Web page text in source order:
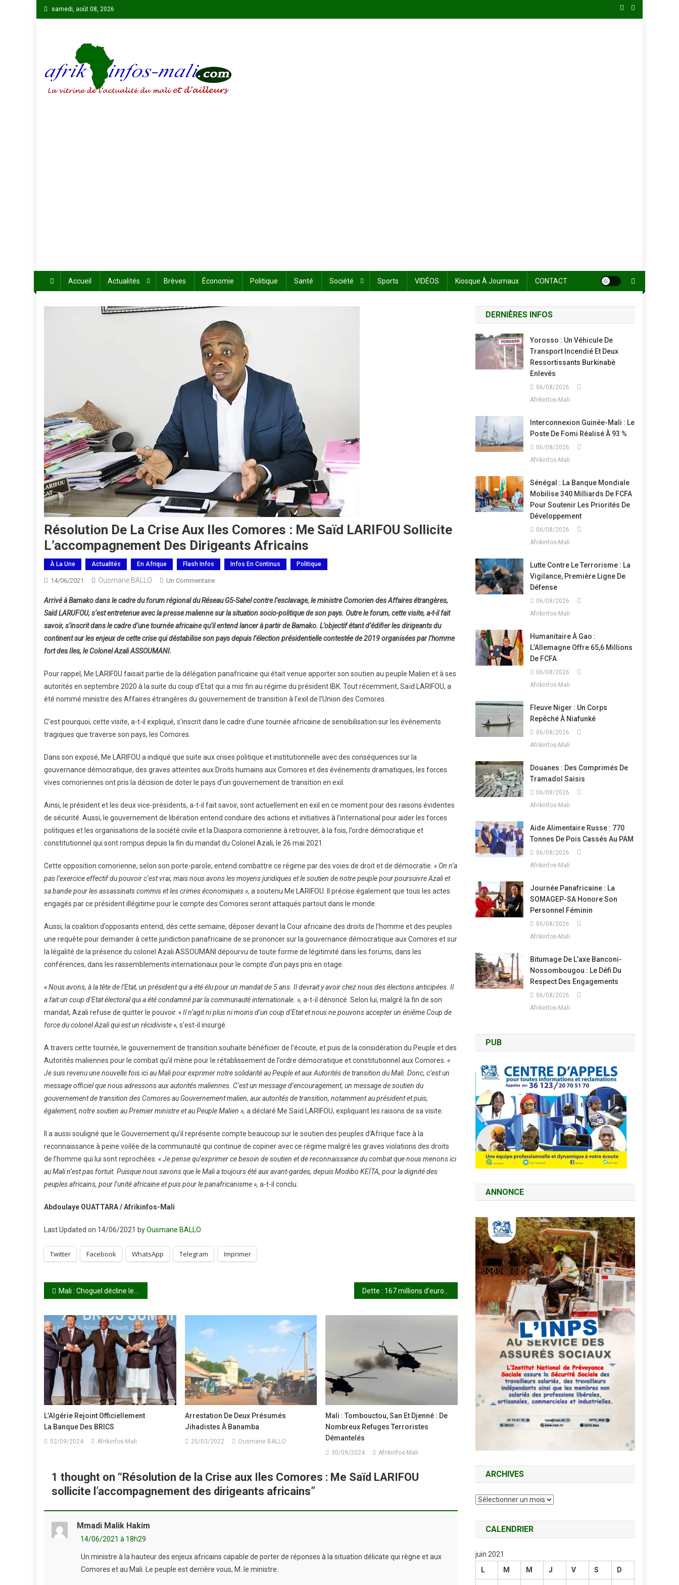
Skip
to
samedi, août 08, 2026
Accueil Actualités Brèves Économie Politique Santé Société Sports VIDÉOS Kiosque À Journaux CONTACT
Résolution De La Crise Aux Iles Comores : Me Saïd LARIFOU Sollicite
L’accompagnement Des Dirigeants Africains
À La Une Actualités En Afrique Flash Infos Infos En Continus Politique
14/06/2021 Ousmane BALLO Un CommentaireSur
De
La
Crise
Aux
Me
Saïd
LARIFOU
L’accompagnement
Africains
Arrivé à Bamako dans le cadre du forum régional du Réseau G5-Sahel contre l’esclavage, le ministre Comorien des Affaires étrangères,
Saïd LARUFOU, s’est entretenue avec la presse malienne sur la situation socio-politique de son pays. Outre le forum, cette visite, a-t-il fait
savoir, s’inscrit dans le cadre d’une tournée africaine qu’il entend lancer à partir de Bamako. L’objectif étant d’édifier les dirigeants du
continent sur les enjeux de cette crise qui déstabilise son pays depuis l’élection présidentielle contestée de 2019 organisées par l’homme
fort des Iles, le Colonel Azali ASSOUMANI.
Pour rappel, Me LARIF0U faisait partie de la délégation panafricaine qui était venue apporter son soutien au peuple Malien et à ses
autorités en septembre 2020 à la suite du coup d’Etat qui a mis fin au régime du président IBK. Tout récemment, Saïd LARIFOU, a
été nommé ministre des Affaires étrangères du gouvernement de transition à l’exil de l’Union des Comores.
C’est pourquoi, cette visite, a-t-il expliqué, s’inscrit dans le cadre d’une tournée africaine de sensibilisation sur les événements
tragiques que traverse son pays, les Comores.
Dans son exposé, Me LARIFOU a indiqué que suite aux crises politique et institutionnelle avec des conséquences sur la
gouvernance démocratique, des graves atteintes aux Droits humains aux Comores et des événements dramatiques, les forces
vives comoriennes ont pris la décision de doter le pays d’un gouvernement de transition en exil.
Ainsi, le président et les deux vice-présidents, a-t-il fait savoir, sont actuellement en exil en ce moment pour des raisons évidentes
de sécurité. Aussi, le gouvernement de libération entend conduire des actions et initiatives à l’international pour aider les forces
politiques et les organisations de la société civile et la Diaspora comorienne à retrouver, à la fois, l’ordre démocratique et
constitutionnel qui sont rompus depuis la fin du mandat du Colonel Azali, le 26 mai 2021.
Cette opposition comorienne, selon son porte-parole, entend combattre ce régime par des voies de droit et de démocratie. « On n’a
pas l’exercice effectif du pouvoir c’est vrai, mais nous avons les moyens juridiques et le soutien de notre peuple pour poursuivre Azali et
sa bande pour les assassinats commis et les crimes économiques », a soutenu Me LARIFOU. Il précise également que tous les actes
engagés par ce président illégitime pour le compte des Comores seront attaqués partout dans le monde.
Aussi, la coalition d’opposants entend, dès cette semaine, déposer devant la Cour africaine des droits de l’homme et des peuples
une requête pour demander à cette juridiction panafricaine de se prononcer sur la gouvernance démocratique aux Comores et sur
la légalité de la présence du colonel Azali ASSOUMANI dépourvu de toute forme de légitimité dans les forums, dans les
conférences, dans les rassemblements internationaux pour le compte d’un pays pris en otage.
« Nous avons, à la tête de l’Etat, un président qui a été élu pour un mandat de 5 ans. Il devrait y avoir chez nous des élections anticipées. Il
a fait un coup d’Etat électoral qui a été condamné par la communauté internationale. », a-t-il dénoncé. Selon lui, malgré la fin de son
mandat, Azali refuse de quitter le pouvoir. « Il n’agit ni plus ni moins d’un coup d’Etat et nous ne pouvons accepter un énième Coup de
force du colonel Azali qui est un récidiviste », s’est-il insurgé.
A travers cette tournée, le gouvernement de transition souhaite bénéficier de l’écoute, et puis de la considération du Peuple et des
Autorités maliennes pour le combat qu’il mène pour le rétablissement de l’ordre démocratique et constitutionnel aux Comores. «
Je suis revenu une nouvelle fois ici au Mali pour exprimer notre solidarité au Peuple et aux Autorités de transition du Mali. Donc, c’est un
message officiel que nous adressons aux autorités maliennes. C’est un message d’encouragement, un message de soutien du
gouvernement de transition des Comores au Gouvernement malien, aux autorités de transition, notamment au président et puis,
également, notre soutien au Premier ministre et au Peuple Malien », a déclaré Me Saïd LARIFOU, expliquant les raisons de sa visite.
Il a aussi souligné que le Gouvernement qu’il représente compte beaucoup sur le soutien des peuples d’Afrique face à la
reconnaissance à peine voilée de la communauté qui continue de copiner avec ce régime malgré les graves violations des droits
de l’homme qui lui sont reprochées. « Je pense qu’exprimer ce besoin de soutien et de reconnaissance du combat que nous menons ici
au Mali n’est pas fortuit. Puisque nous savons que le Mali a toujours été aux avant-gardes, depuis Modibo KEÏTA, pour la dignité des
peuples africains, pour l’unité africaine et puis pour le panafricanisme », a-t-il conclu.
Abdoulaye OUATTARA / Afrikinfos-Mali
Last Updated on 14/06/2021 byOusmane BALLO
Twitter Facebook WhatsApp Telegram Imprimer
Navigation
de
l’article
Mali : Choguel décline les priorités du gouvernement à ses ministres
L’Algérie Rejoint Officiellement
La Banque Des BRICS
02/09/2024 Afrikinfos-Mali
Arrestation De Deux Présumés
Jihadistes À Banamba
25/03/2022 Ousmane BALLO
Mali : Tombouctou, San Et Djenné : De
Nombreux Refuges Terroristes
Démantelés
30/09/2024 Afrikinfos-Mali
1 thought on “Résolution de la Crise aux Iles Comores : Me Saïd LARIFOU
sollicite l’accompagnement des dirigeants africains”
Mmadi Malik Hakim
14/06/2021 à 18h29
Un ministre à la hauteur des enjeux africains capable de porter de réponses à la situation délicate qui règne et aux
Comores et au Mali. Le peuple est derrière vous, M. le ministre.
DERNIÈRES INFOS
Yorosso : Un Véhicule De
Transport Incendié Et Deux
Ressortissants Burkinabè
Enlevés
06/08/2026
Afrikinfos-Mali
Interconnexion Guinée-Mali : Le
Poste De Fomi Réalisé À 93 %
06/08/2026
Afrikinfos-Mali
Sénégal : La Banque Mondiale
Mobilise 340 Milliards De FCFA
Pour Soutenir Les Priorités De
Développement
06/08/2026
Afrikinfos-Mali
Lutte Contre Le Terrorisme : La
Vigilance, Première Ligne De
Défense
06/08/2026
Afrikinfos-Mali
Humanitaire À Gao :
L’Allemagne Offre 65,6 Millions
De FCFA
06/08/2026
Afrikinfos-Mali
Fleuve Niger : Un Corps
Repêché À Niafunké
06/08/2026
Afrikinfos-Mali
Douanes : Des Comprimés De
Tramadol Saisis
06/08/2026
Afrikinfos-Mali
Aide Alimentaire Russe : 770
Tonnes De Pois Cassés Au PAM
06/08/2026
Afrikinfos-Mali
Journée Panafricaine : La
SOMAGEP-SA Honore Son
Personnel Féminin
06/08/2026
Afrikinfos-Mali
Bitumage De L’axe Banconi-
Nossombougou : Le Défi Du
Respect Des Engagements
06/08/2026
Afrikinfos-Mali
PUB
ANNONCE
ARCHIVES
Archives
CALENDRIER
juin 2021
L
M M J V S D